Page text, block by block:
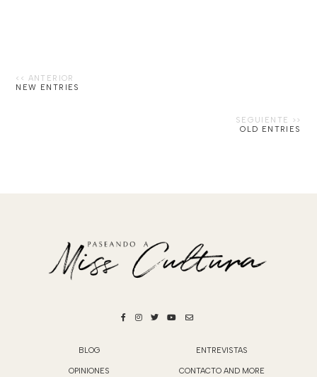
NEW ENTRIES
OLD ENTRIES
BLOG ENTREVISTAS
OPINIONES CONTACTO AND MORE